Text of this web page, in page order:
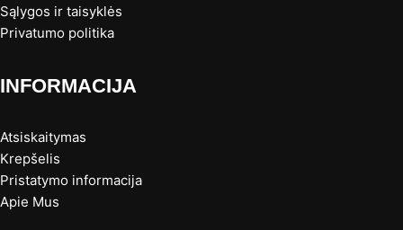
Sąlygos ir taisyklės
Privatumo politika
INFORMACIJA
Atsiskaitymas
Krepšelis
Pristatymo informacija
Apie Mus